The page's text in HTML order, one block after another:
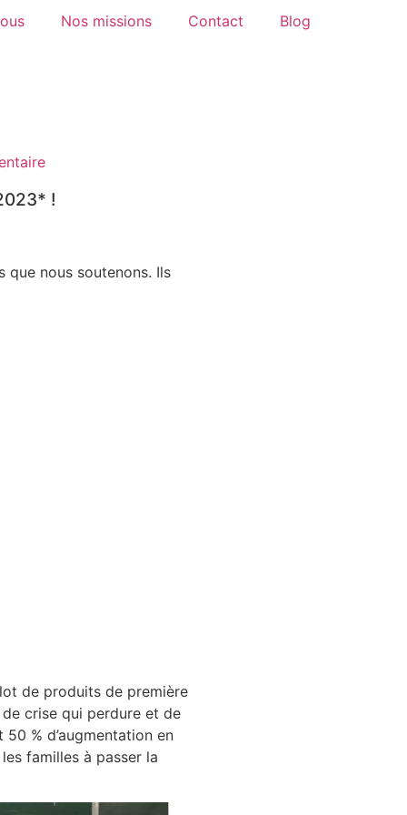
Nos missions Contact Blog
!
que nous soutenons. Ils
de produits de première
crise qui perdure et de
% d’augmentation en
familles à passer la